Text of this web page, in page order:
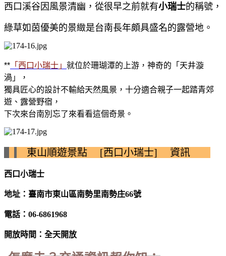
西口溪谷因風景清幽， 從很早之前就有小瑞士的稱號，
綠草如茵優美的景緻是台南長年頗具盛名的露營地。
** 「西口小瑞士」 就位於珊瑚潭的上游，神奇的「天井漩
渦」，
獨具匠心的設計不輸給天然風景，十分適合親子一起踏青郊
遊、露營野宿，
下次來台南別忘了來看看這個奇景。
東山順遊景點 [西口小瑞士] 資訊
西口小瑞士
地址：臺南市東山區南勢里南勢庄66號
電話： 06-6861968
開放時間：全天開放